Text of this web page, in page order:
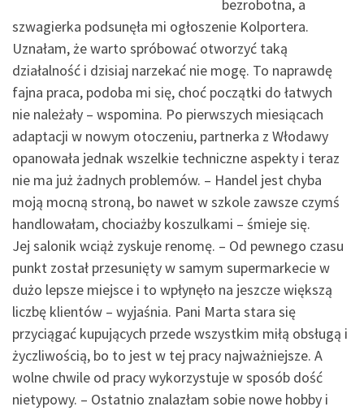
bezrobotna, a
szwagierka podsunęła mi ogłoszenie Kolportera.
Uznałam, że warto spróbować otworzyć taką
działalność i dzisiaj narzekać nie mogę. To naprawdę
fajna praca, podoba mi się, choć początki do łatwych
nie należały – wspomina. Po pierwszych miesiącach
adaptacji w nowym otoczeniu, partnerka z Włodawy
opanowała jednak wszelkie techniczne aspekty i teraz
nie ma już żadnych problemów. – Handel jest chyba
moją mocną stroną, bo nawet w szkole zawsze czymś
handlowałam, chociażby koszulkami – śmieje się.
Jej salonik wciąż zyskuje renomę. – Od pewnego czasu
punkt został przesunięty w samym supermarkecie w
dużo lepsze miejsce i to wpłynęło na jeszcze większą
liczbę klientów – wyjaśnia. Pani Marta stara się
przyciągać kupujących przede wszystkim miłą obsługą i
życzliwością, bo to jest w tej pracy najważniejsze. A
wolne chwile od pracy wykorzystuje w sposób dość
nietypowy. – Ostatnio znalazłam sobie nowe hobby i